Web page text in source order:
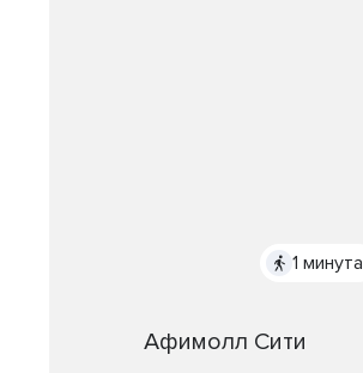
1 минута
Афимолл Сити